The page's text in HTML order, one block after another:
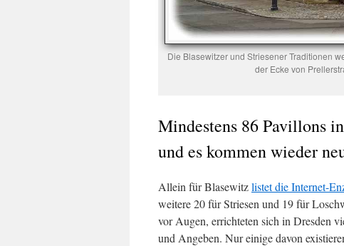
Die Blasewitzer und Striesener Traditionen
der Ecke von
Mindestens 86 Pavillons
und es kommen wieder
Allein für Blasewitzlistet die Internet-
weitere 20 für Striesen und 19 für
vor Augen, errichteten sich in Dresden
und Angeben. Nur einige davon